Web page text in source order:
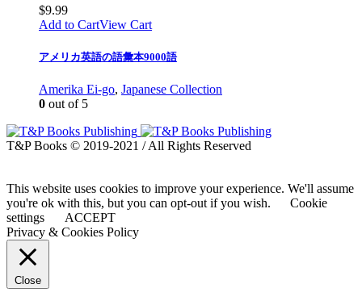
$9.99
Add to CartView Cart
アメリカ英語の語彙本9000語
Amerika Ei-go, Japanese Collection
0 out of 5
T&P Books © 2019-2021 / All Rights Reserved
This website uses cookies to improve your experience. We'll assume
you're ok with this, but you can opt-out if you wish.
Cookie
settings
ACCEPT
Privacy & Cookies Policy
Close